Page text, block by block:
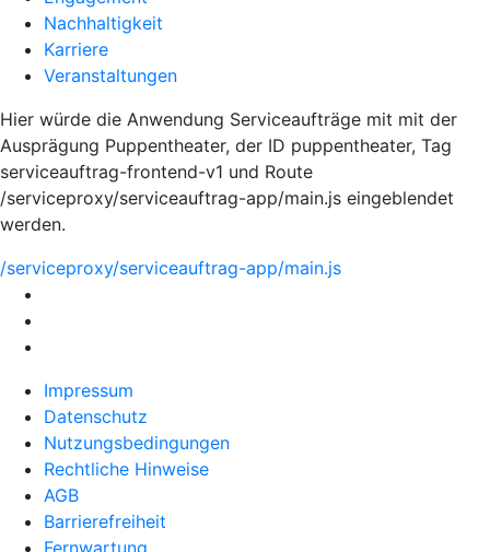
Nachhaltigkeit
Karriere
Veranstaltungen
Hier würde die Anwendung Serviceaufträge mit mit der
Ausprägung Puppentheater, der ID puppentheater, Tag
serviceauftrag-frontend-v1 und Route
/serviceproxy/serviceauftrag-app/main.js eingeblendet
werden.
/serviceproxy/serviceauftrag-app/main.js
Impressum
Datenschutz
Nutzungsbedingungen
Rechtliche Hinweise
AGB
Barrierefreiheit
Fernwartung